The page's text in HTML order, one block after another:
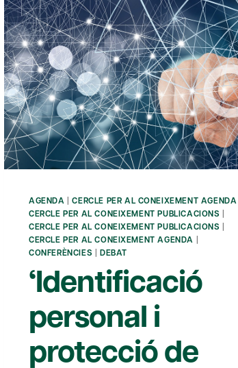
AGENDA |CERCLE PER AL CONEIXEMENT AGENDA
CERCLE PER AL CONEIXEMENT PUBLICACIONS |
CERCLE PER AL CONEIXEMENT PUBLICACIONS |
CERCLE PER AL CONEIXEMENT AGENDA |
CONFERÈNCIES | DEBAT
‘Identificació
personal i
protecció de